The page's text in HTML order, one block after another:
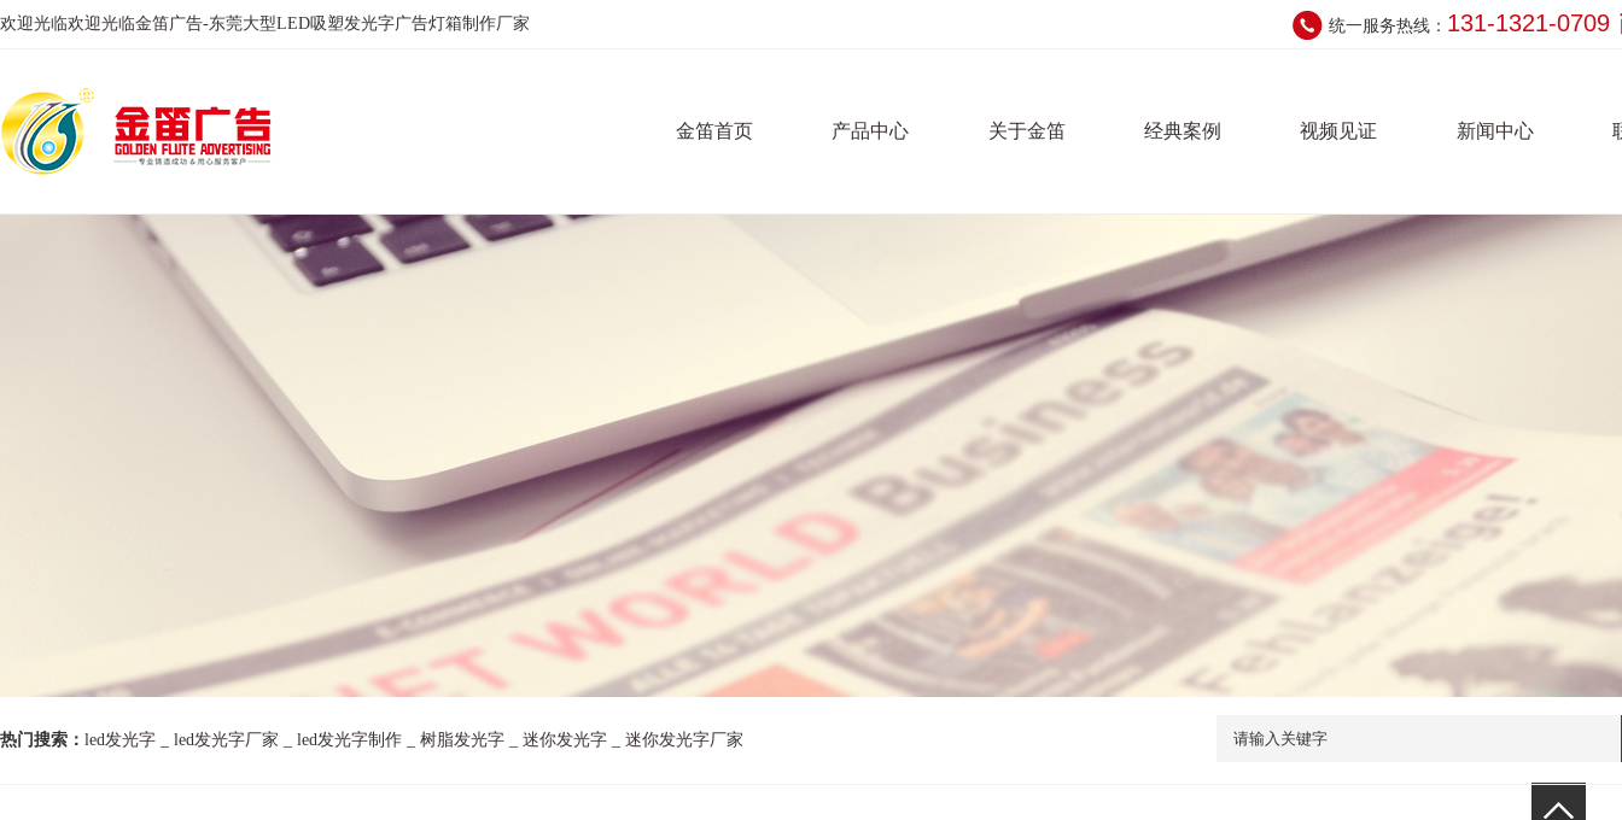
欢迎光临欢迎光临金笛广告-东莞大型LED吸塑发光字广告灯箱制作厂家 统一服务热线： 131-1321-0709
金笛首页 产品中心
蓝白发光字
七彩发光字
亚克力发光字
平面发光字
便利店吸塑灯箱
餐饮店吸塑灯箱
铝型材吸塑灯箱
商场吸塑灯箱
大型落地灯箱精神堡
湖南怀化
碧桂园
球面吸塑字
双层吸塑字
烤漆吸塑字
亚克力吸塑字
不锈钢外露字
全彩外露字
银行外露字
房地产外露字
酒店外露字
保险公司外露字
商场外露字
LED树脂字系列
不锈钢树脂字
烤漆边树脂字
手机店树脂字
银行树脂字
家具店树脂字
服装店树脂字
饰品店树脂字
特殊广告字系列
佛光字
无边字
水晶字
烤漆字
不锈钢字
导识系列
关于金笛 经典案例 视频见证 新闻中心
技术支持
常见问题
在线留言
热门搜索： led发光字 led发光字厂家 led发光字制作 树脂发光字 迷你发光字 迷你发光字厂家